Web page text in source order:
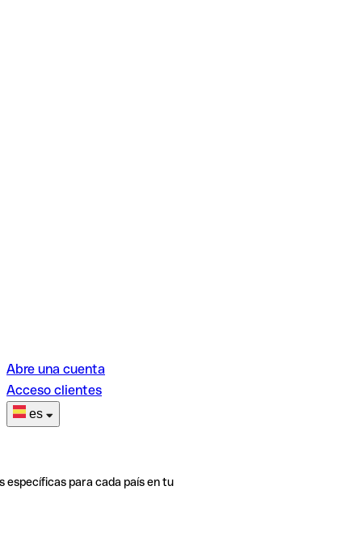
Abre una cuenta
Acceso clientes
es
específicas para cada país en tu